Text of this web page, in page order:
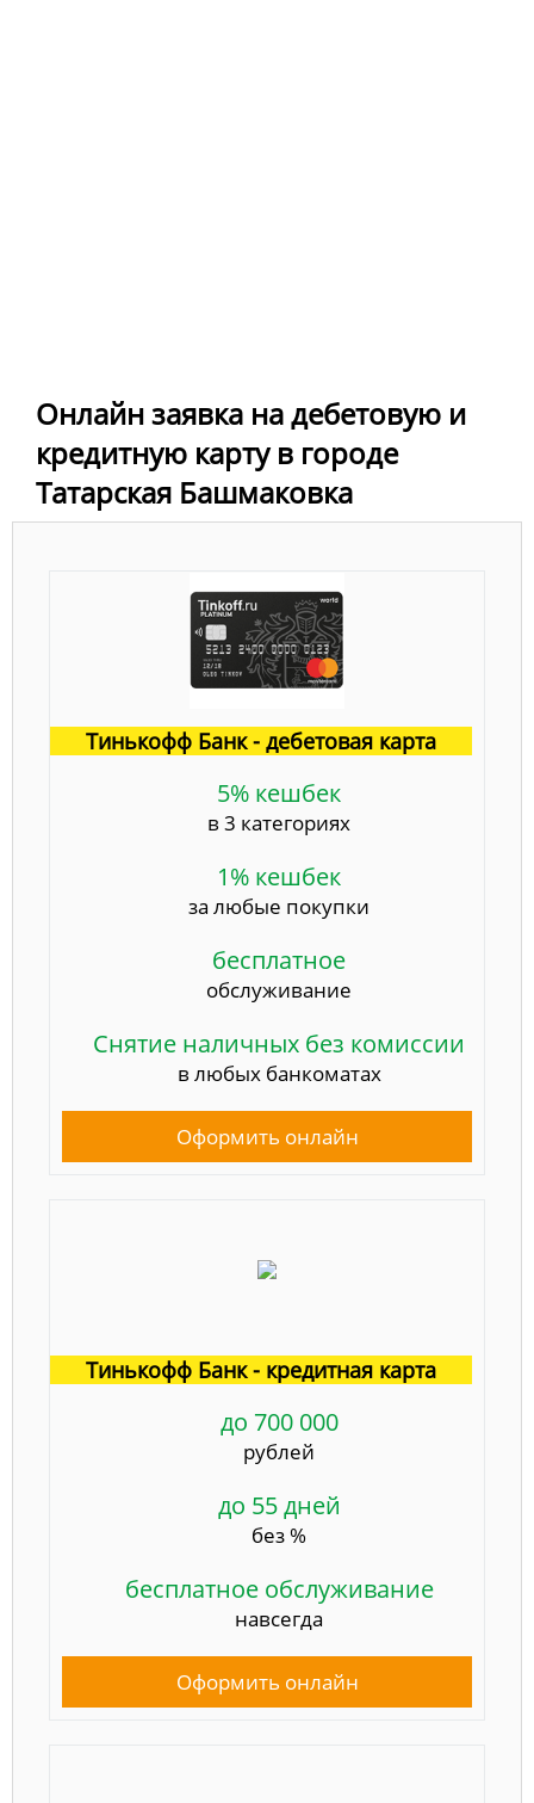
Онлайн заявка на дебетовую и
кредитную карту в городе
Татарская Башмаковка
Тинькофф Банк - дебетовая карта
5% кешбек
в 3 категориях
1% кешбек
за любые покупки
бесплатное
обслуживание
Снятие наличных без комиссии
в любых банкоматах
Оформить онлайн
Тинькофф Банк - кредитная карта
до 700 000
рублей
до 55 дней
без %
бесплатное обслуживание
навсегда
Оформить онлайн